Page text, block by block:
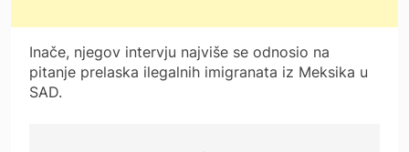
Inače, njegov intervju najviše se odnosio na
pitanje prelaska ilegalnih imigranata iz Meksika u
SAD.